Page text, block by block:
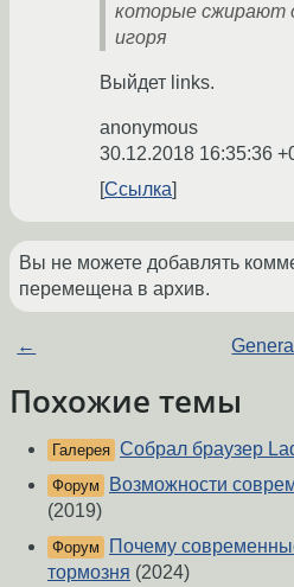
которые сжирают
игоря
Выйдет links.
anonymous
30.12.2018 16:35:36
Ссылка
Вы не можете добавлять
перемещена в архив.
← General
Похожие темы
Галерея Собрал браузер
Форум
Возможности
(2019)
Форум
Почему
тормозня (2024)